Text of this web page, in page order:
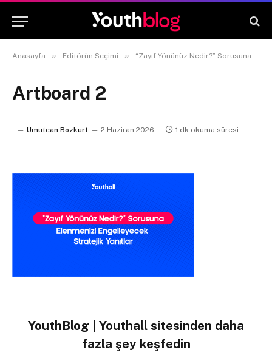
Anasayfa » Editörün Seçimi » “Zayıf Yönünüz Nedir?” Sorusuna Elenmenizi Engelleyecek Yanıtlar
Artboard 2
Umutcan Bozkurt 2 Haziran 2026 1 dk okuma süresi
YouthBlog | Youthall sitesinden daha
fazla şey keşfedin